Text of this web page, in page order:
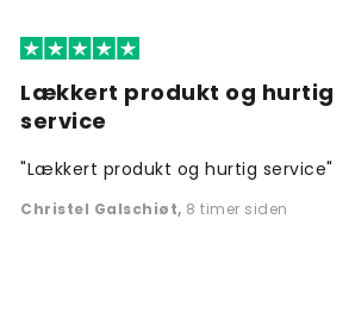
Lækkert produkt og hurtig
service
"Lækkert produkt og hurtig service"
Christel Galschiøt, 8 timer siden